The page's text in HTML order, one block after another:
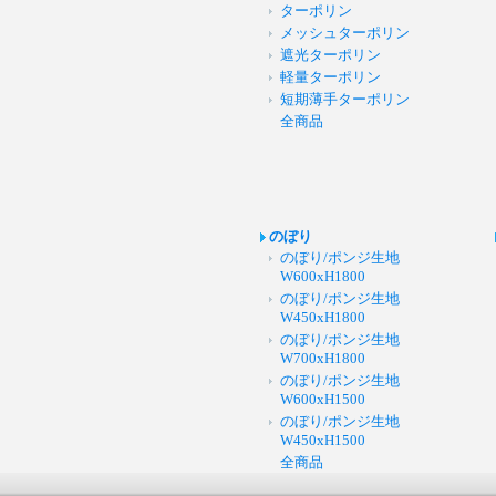
ターポリン
メッシュターポリン
遮光ターポリン
軽量ターポリン
短期薄手ターポリン
全商品
のぼり
のぼり/ポンジ生地
W600xH1800
のぼり/ポンジ生地
W450xH1800
のぼり/ポンジ生地
W700xH1800
のぼり/ポンジ生地
W600xH1500
のぼり/ポンジ生地
W450xH1500
全商品